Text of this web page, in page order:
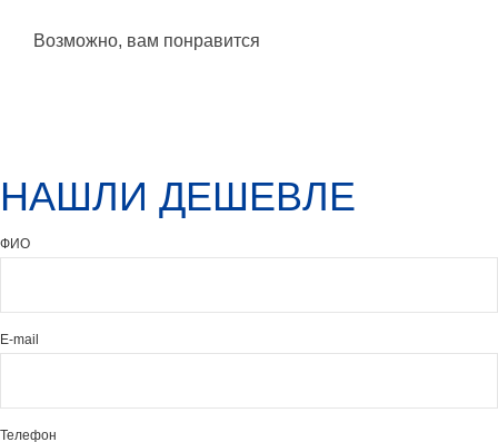
Возможно, вам понравится
НАШЛИ ДЕШЕВЛЕ
ФИО
E-mail
Телефон